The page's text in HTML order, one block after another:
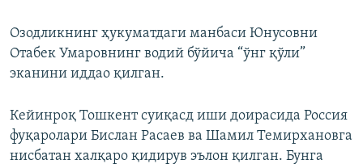
Озодликнинг ҳукуматдаги манбаси Юнусовни
Отабек Умаровнинг водий бўйича “ўнг қўли”
эканини иддао қилган.
Кейинроқ Тошкент суиқасд иши доирасида Россия
фуқаролари Бислан Расаев ва Шамил Темирхановга
нисбатан халқаро қидирув эълон қилган. Бунга